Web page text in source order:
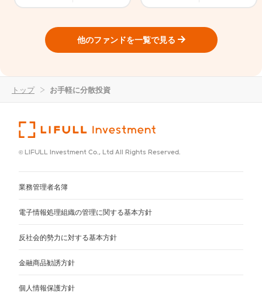
他のファンドを一覧で見る
トップ > お手軽に分散投資
© LIFULL Investment Co., Ltd All Rights Reserved.
業務管理者名簿
電子情報処理組織の管理に関する基本方針
反社会的勢力に対する基本方針
金融商品勧誘方針
個人情報保護方針